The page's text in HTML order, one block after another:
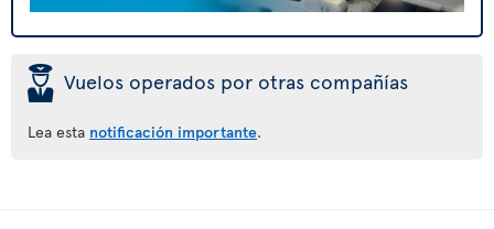
þ Vuelos operados por otras compañías
Lea esta notificación importante.